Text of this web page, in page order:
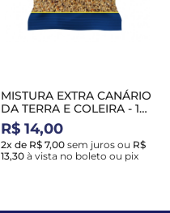
MISTURA EXTRA CANÁRIO
DA TERRA E COLEIRA - 1
Kg
R$ 14,00
2x de R$ 7,00 sem juros ou R$
13,30 à vista no boleto ou pix